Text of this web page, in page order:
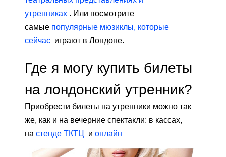
утренниках . Или посмотрите
самые популярные мюзиклы, которые
сейчас играют в Лондоне.
Где я могу купить билеты
на лондонский утренник?
Приобрести билеты на утренники можно так
же, как и на вечерние спектакли: в кассах,
на стенде ТКТЦ и онлайн